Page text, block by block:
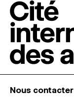
Nous contacter